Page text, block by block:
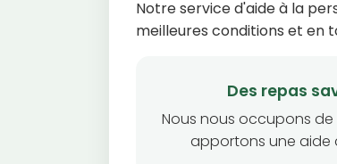
Notre service d'aide à la
meilleures conditions et en
Des repas
Nous nous occupons
apportons une aide